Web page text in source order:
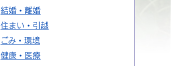
結婚・離婚
住まい・引越
ごみ・環境
健康・医療